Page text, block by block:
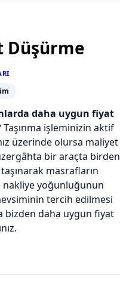
Düşürme
daha uygun fiyat
Taşınma işleminizin aktif
üzerinde olursa maliyet
bir araçta birden
masrafların
nakliye yoğunluğunun
tercih edilmesi
bizden daha uygun fiyat